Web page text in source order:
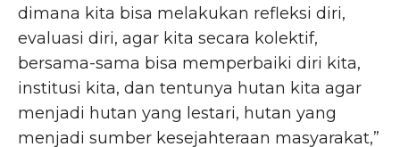
dimana kita bisa melakukan refleksi diri,
evaluasi diri, agar kita secara kolektif,
bersama-sama bisa memperbaiki diri kita,
institusi kita, dan tentunya hutan kita agar
menjadi hutan yang lestari, hutan yang
menjadi sumber kesejahteraan masyarakat,”